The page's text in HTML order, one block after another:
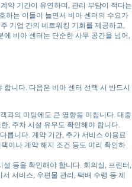
약 기간이 유연하며, 관리 부담이 적다는
하는 이들이 늘면서 비아 센터의 수요가
기업 간의 네트워킹 기회를 제공하고,
비아 센터는 단순한 사무 공간을 넘어,
니다. 다음은 비아 센터 선택 시 반드시
과의 미팅에도 큰 영향을 미칩니다. 대중
, 주차 시설 유무도 확인해야 합니다.
릅니다. 계약 기간, 추가 서비스 이용료
이나 계약 해지 조건 등도 미리 확인하
등을 확인해야 합니다. 회의실, 프린터,
서비스, 우편물 관리, 택배 수령 등 제